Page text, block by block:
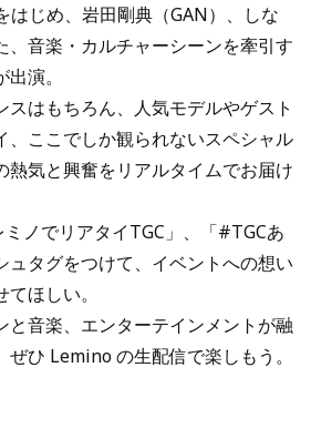
じめ、岩田剛典（GAN）、しな
、音楽・カルチャーシーンを牽引す
演。
はもちろん、人気モデルやゲスト
、ここでしか観られないスペシャル
熱気と興奮をリアルタイムでお届け
ノでリアタイTGC」、「#TGCあ
ュタグをつけて、イベントへの想い
ほしい。
音楽、エンターテインメントが融
ひ Lemino の生配信で楽しもう。